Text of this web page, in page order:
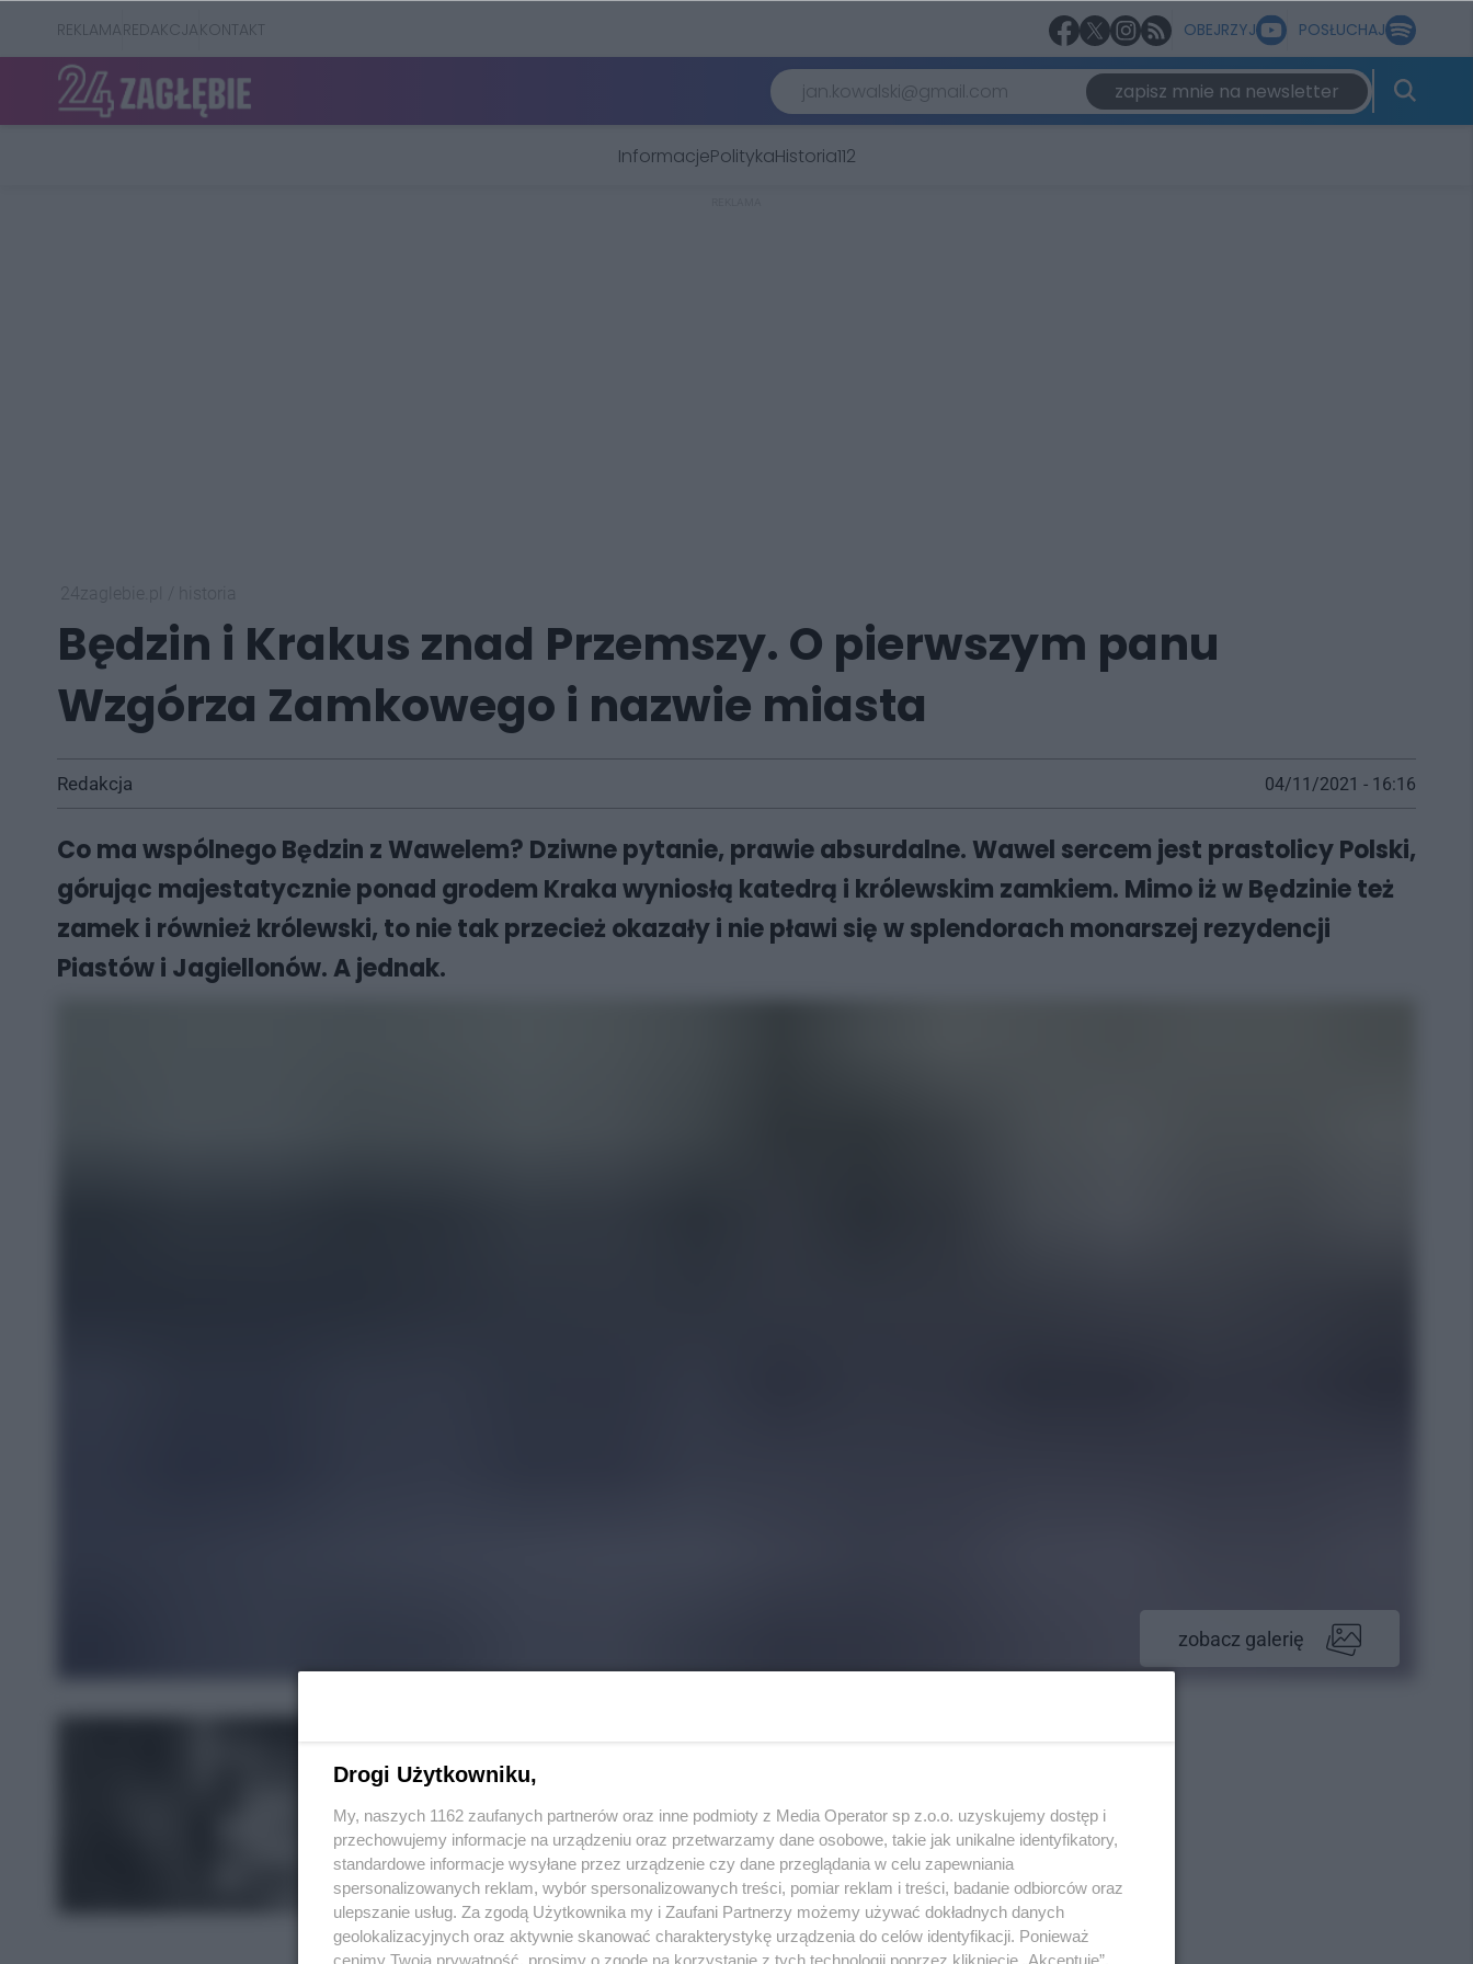
REKLAMAREDAKCJAKONTAKT OBEJRZYJ POSŁUCHAJ
zapisz mnie na newsletter
InformacjePolitykaHistoria112
Będzin i Krakus znad Przemszy. O pierwszym panu
Wzgórza Zamkowego i nazwie miasta
Redakcja 04/11/2021 - 16:16
Co ma wspólnego Będzin z Wawelem? Dziwne pytanie, prawie absurdalne. Wawel sercem jest prastolicy Polski,
górując majestatycznie ponad grodem Kraka wyniosłą katedrą i królewskim zamkiem. Mimo iż w Będzinie też
zamek i również królewski, to nie tak przecież okazały i nie pławi się w splendorach monarszej rezydencji
Piastów i Jagiellonów. A jednak.
zobacz galerię
Drogi Użytkowniku,
My, naszych 1162 zaufanych partnerów oraz inne podmioty z Media Operator sp z.o.o. uzyskujemy dostęp i
przechowujemy informacje na urządzeniu oraz przetwarzamy dane osobowe, takie jak unikalne identyfikatory,
standardowe informacje wysyłane przez urządzenie czy dane przeglądania w celu zapewniania
spersonalizowanych reklam, wybór spersonalizowanych treści, pomiar reklam i treści, badanie odbiorców oraz
ulepszanie usług. Za zgodą Użytkownika my i Zaufani Partnerzy możemy używać dokładnych danych
geolokalizacyjnych oraz aktywnie skanować charakterystykę urządzenia do celów identyfikacji. Ponieważ
cenimy Twoją prywatność, prosimy o zgodę na korzystanie z tych technologii poprzez kliknięcie „Akceptuję”.